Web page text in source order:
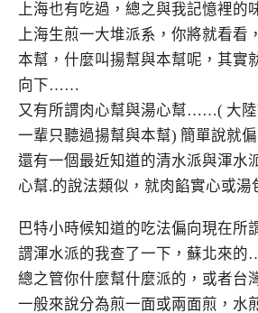
上海也有吃過，總之與我記憶裡的
上海生煎一大堆派系，你將就看看
本幫，什麼叫揚幫與本幫呢，其實
向下……
又有所謂肉心幫與湯心幫……( 大
一輩只聽過揚幫與本幫) 簡單說就
還有一個最近知道的清水派與渾水
心幫.的說法類似，就肉餡實心或
巴特小時候知道的吃法偏向現在所
謂渾水派的我查了一下，蘇北來
總之管你什麼幫什麼派的，或者台
一般來說分為煎一面或兩面煎，水